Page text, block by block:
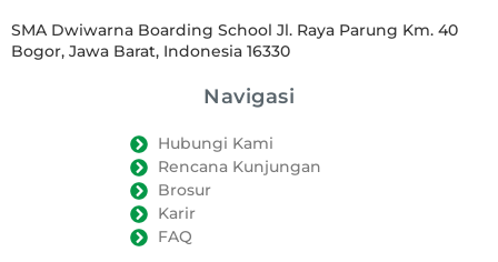
SMA Dwiwarna Boarding School Jl. Raya Parung Km. 40
Bogor, Jawa Barat, Indonesia 16330
Navigasi
Hubungi Kami
Rencana Kunjungan
Brosur
Karir
FAQ